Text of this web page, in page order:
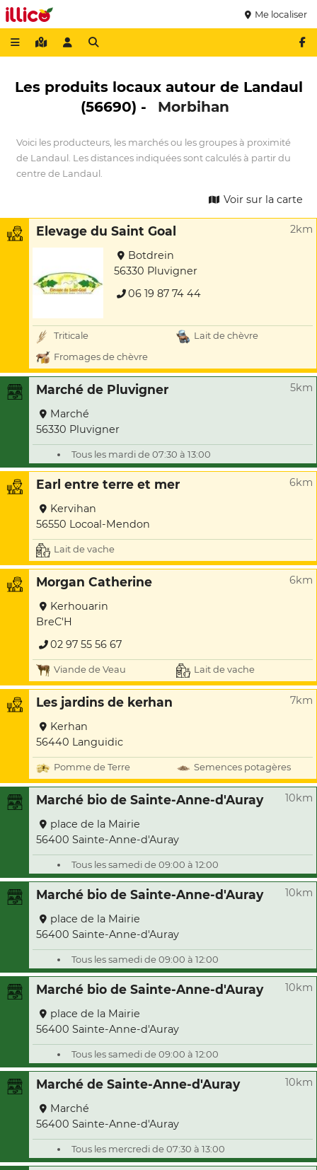
Me localiser
Les produits locaux autour de Landaul
(56690) -
Morbihan
Voici les producteurs, les marchés ou les groupes à proximité
de Landaul. Les distances indiquées sont calculés à partir du
centre de Landaul.
Voir sur la carte
Elevage du Saint Goal 2km
Botdrein
56330 Pluvigner
06 19 87 74 44
Triticale
Lait de chèvre
Fromages de chèvre
Marché de Pluvigner 5km
Marché
56330 Pluvigner
Tous les mardi de 07:30 à 13:00
Earl entre terre et mer 6km
Kervihan
56550 Locoal-Mendon
Lait de vache
Morgan Catherine 6km
Kerhouarin
BreC'H
02 97 55 56 67
Viande de Veau Lait de vache
Les jardins de kerhan 7km
Kerhan
56440 Languidic
Pomme de Terre Semences potagères
Marché bio de Sainte-Anne-d'Auray 10km
place de la Mairie
56400 Sainte-Anne-d'Auray
Tous les samedi de 09:00 à 12:00
Marché bio de Sainte-Anne-d'Auray 10km
place de la Mairie
56400 Sainte-Anne-d'Auray
Tous les samedi de 09:00 à 12:00
Marché bio de Sainte-Anne-d'Auray 10km
place de la Mairie
56400 Sainte-Anne-d'Auray
Tous les samedi de 09:00 à 12:00
Marché de Sainte-Anne-d'Auray 10km
Marché
56400 Sainte-Anne-d'Auray
Tous les mercredi de 07:30 à 13:00